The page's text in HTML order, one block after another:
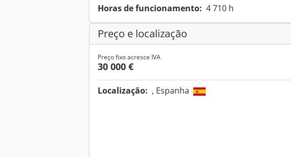
Horas de funcionamento: 4 710 h
Preço e localização
Preço fixo acresce IVA
30 000 €
Localização: , Espanha